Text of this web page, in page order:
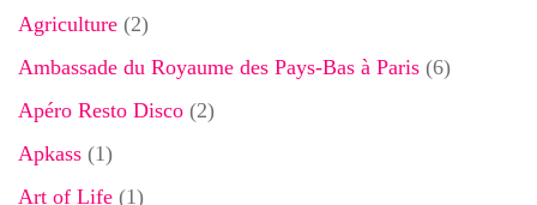
Agriculture (2)
Ambassade du Royaume des Pays-Bas à Paris (6)
Apéro Resto Disco (2)
Apkass (1)
Art of Life (1)